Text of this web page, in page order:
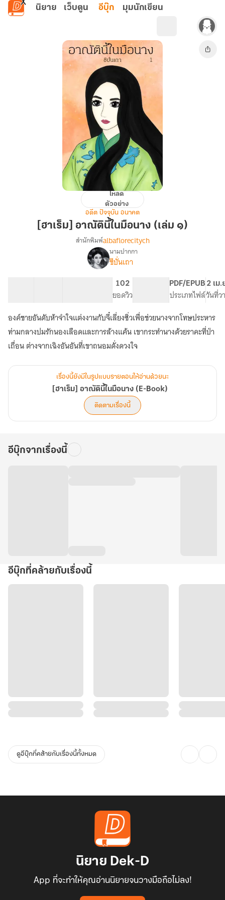
ข้ามไปยังเนื้อหาหลัก
นิยาย เว็บตูน อีบุ๊ก มุมนักเขียน
[ฮาเร็ม]
นี้
ใน
โหลด
ตัวอย่าง
อดีต ปัจจุบัน อนาคต
[ฮาเร็ม] อาณัตินี้ในมือนาง (เล่ม ๑)
เรื่อง[ฮาเร็ม]
อาณัติ
นี้
ใน
มือ
นาง
(E-
Book)
สำนักพิมพ์albaflorecitych
นามปากกา
ชีบั่นเถา
102
ยอดวิว
PDF/EPUB
ประเภทไฟล์
2 เม
วันที่ว
องค์ชายอันดับห้าจำใจแต่งงานกับจี๋เลี่ยงซิ่วเพื่อช่วยนางจากโทษประหาร
ท่ามกลางปมรักนองเลือดและการล้างแค้น เขากระทำนางด้วยราคะที่ป่า
เถื่อน ต่างจากเฉิงอันอันที่เขาถนอมดั่งดวงใจ
เรื่องนี้ยังมีในรูปแบบรายตอนให้อ่านด้วยนะ
[ฮาเร็ม] อาณัตินี้ในมือนาง (E-Book)
ติดตามเรื่องนี้
อีบุ๊กจากเรื่องนี้
อีบุ๊กที่คล้ายกับเรื่องนี้
ดูอีบุ๊กที่คล้ายกับเรื่องนี้ทั้งหมด
นิยาย Dek-D
App ที่จะทำให้คุณอ่านนิยายจนวางมือถือไม่ลง!